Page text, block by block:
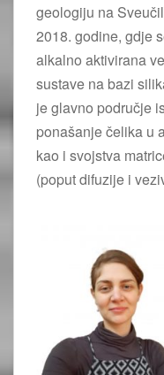
geologiju na
2018. godine, gdje
alkalno aktivirana
sustave na bazi
je glavno područje
ponašanje čelika u
kao i svojstva
(poput difuzije i